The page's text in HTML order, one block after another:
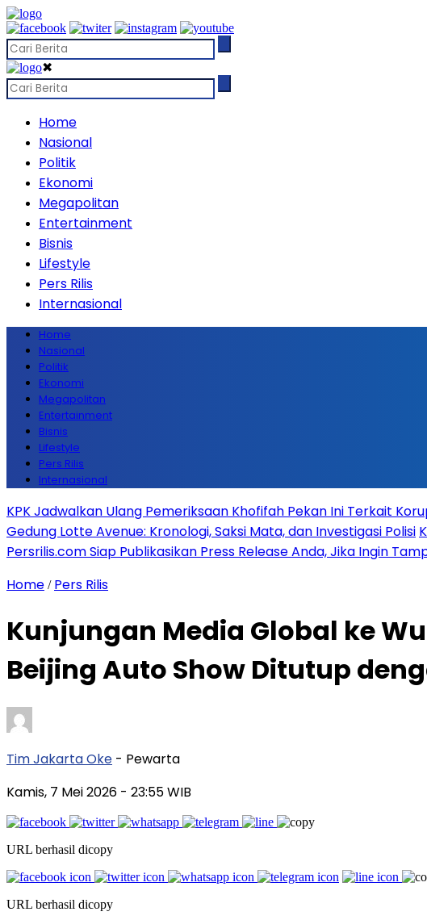
✖
Home
Nasional
Politik
Ekonomi
Megapolitan
Entertainment
Bisnis
Lifestyle
Pers Rilis
Internasional
Home
Nasional
Politik
Ekonomi
Megapolitan
Entertainment
Bisnis
Lifestyle
Pers Rilis
Internasional
KPK Jadwalkan Ulang Pemeriksaan Khofifah Pekan Ini Terkait
Gedung Lotte Avenue: Kronologi, Saksi Mata, dan Investigasi Polisi
Persrilis.com Siap Publikasikan Press Release Anda, Jika Ingin
Home / Pers Rilis
Kunjungan Media Global ke
Beijing Auto Show Ditutup
Tim Jakarta Oke - Pewarta
Kamis, 7 Mei 2026 - 23:55 WIB
URL berhasil dicopy
URL berhasil dicopy